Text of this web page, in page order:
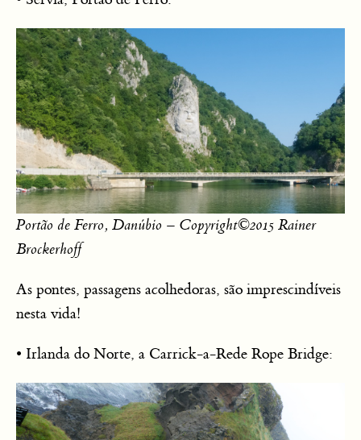
Portão de Ferro, Danúbio – Copyright©2015 Rainer
Brockerhoff
As pontes, passagens acolhedoras, são imprescindíveis
nesta vida!
• Irlanda do Norte, a Carrick-a-Rede Rope Bridge: